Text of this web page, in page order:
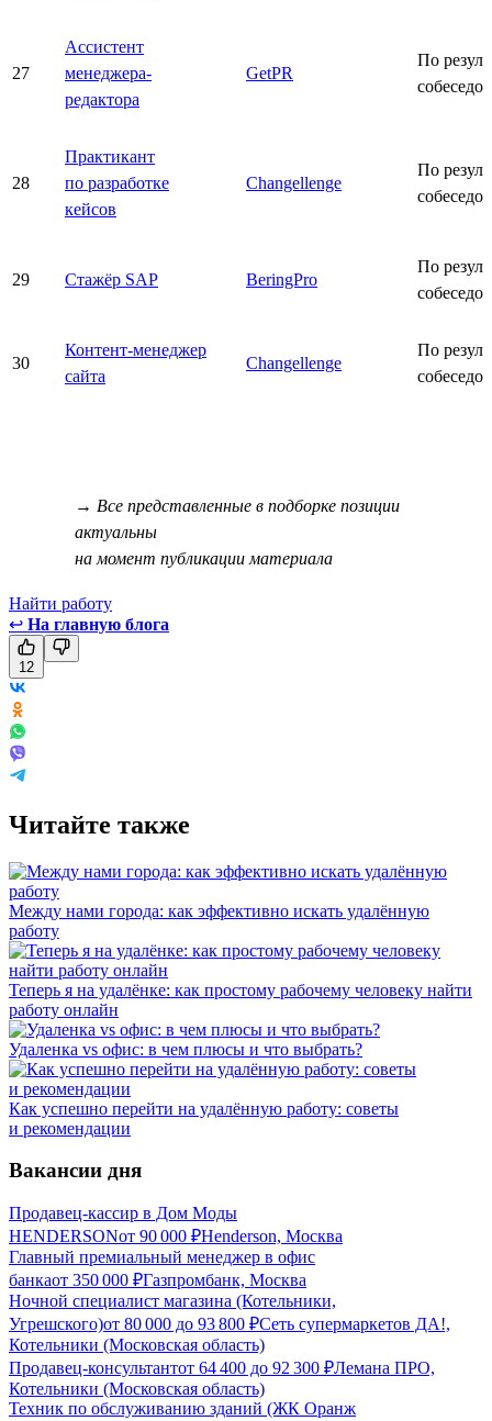
27
Ассистент
менеджера-
редактора
GetPR
По
28
Практикант
по разработке
кейсов
Changellenge
По
29 Стажёр SAP BeringPro
По
30
Контент-менеджер
сайта
Changellenge
По
→ Все представленные в подборке позиции
актуальны
на момент публикации материала
Найти работу
↩ На главную блога
12
Читайте также
Между нами города: как эффективно искать удалённую
работу
Теперь я на удалёнке: как простому рабочему человеку найти
работу онлайн
Удаленка vs офис: в чем плюсы и что выбрать?
Как успешно перейти на удалённую работу: советы
и рекомендации
Вакансии дня
Продавец-кассир в Дом Моды
HENDERSONот 90 000 ₽Henderson, Москва
Главный премиальный менеджер в офис
банкаот 350 000 ₽Газпромбанк, Москва
Ночной специалист магазина (Котельники,
Угрешского)от 80 000 до 93 800 ₽Сеть супермаркетов ДА!,
Котельники (Московская область)
Продавец-консультантот 64 400 до 92 300 ₽Лемана ПРО,
Котельники (Московская область)
Техник по обслуживанию зданий (ЖК Оранж